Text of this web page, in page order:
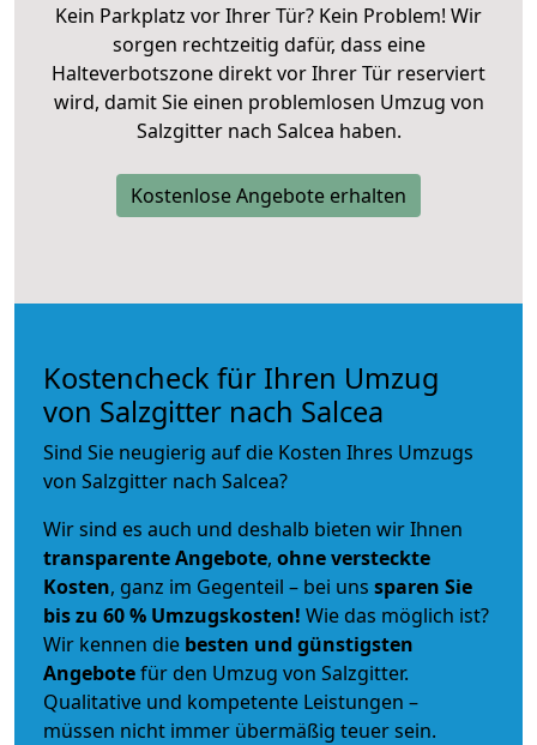
Kein Parkplatz vor Ihrer Tür? Kein Problem! Wir
sorgen rechtzeitig dafür, dass eine
Halteverbotszone direkt vor Ihrer Tür reserviert
wird, damit Sie einen problemlosen Umzug von
Salzgitter nach Salcea haben.
Kostenlose Angebote erhalten
Kostencheck für Ihren Umzug
von Salzgitter nach Salcea
Sind Sie neugierig auf die Kosten Ihres Umzugs
von Salzgitter nach Salcea?
Wir sind es auch und deshalb bieten wir Ihnen
transparente Angebote, ohne versteckte
Kosten, ganz im Gegenteil – bei uns sparen Sie
bis zu 60 % Umzugskosten! Wie das möglich ist?
Wir kennen die besten und günstigsten
Angebotefür den Umzug von Salzgitter.
Qualitative und kompetente Leistungen –
müssen nicht immer übermäßig teuer sein.